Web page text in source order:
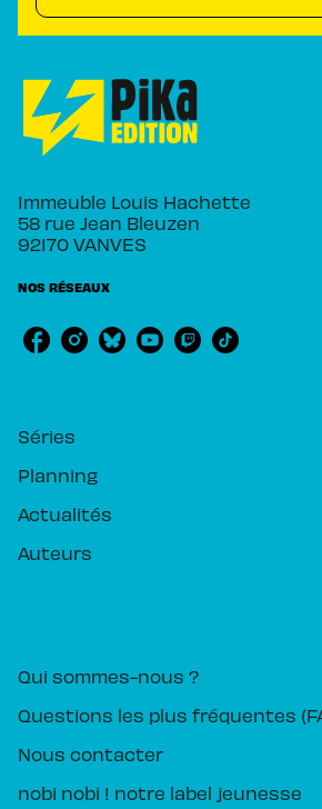
Immeuble Louis Hachette
58 rue Jean Bleuzen
92170 VANVES
NOS RÉSEAUX
Séries
Planning
Actualités
Auteurs
Qui sommes-nous ?
Questions les plus fréquentes
Nous contacter
nobi nobi ! notre label jeunesse